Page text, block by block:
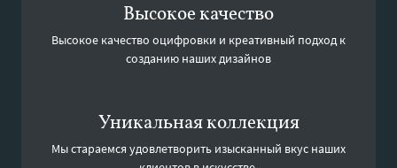
Высокое качество
Высокое качество оцифровки и креативный подход к
созданию наших дизайнов
Уникальная коллекция
Мы стараемся удовлетворить изысканный вкус наших